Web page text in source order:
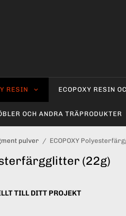
RESIN ECOPOXY RESIN
OCH ANDRA TRÄPRODUKTER
pulver / ECOPOXY
(22g)
TILL DITT PROJEKT